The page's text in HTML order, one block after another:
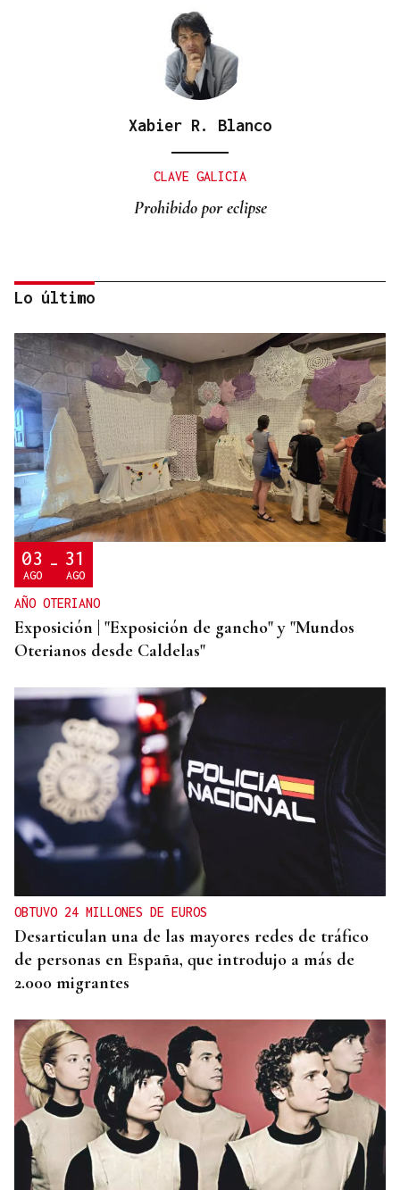
Xabier R. Blanco
CLAVE GALICIA
Prohibido por eclipse
Lalo Pavón
O AFIADOR
Un día haberá autobuses
Lo último
03
AGO - 31
AGO
AÑO OTERIANO
Exposición | "Exposición de gancho" y "Mundos
Oterianos desde Caldelas"
OBTUVO 24 MILLONES DE EUROS
Desarticulan una de las mayores redes de tráfico
de personas en España, que introdujo a más de
2.000 migrantes